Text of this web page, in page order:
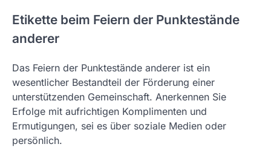
Etikette beim Feiern der Punktestände
anderer
Das Feiern der Punktestände anderer ist ein
wesentlicher Bestandteil der Förderung einer
unterstützenden Gemeinschaft. Anerkennen Sie
Erfolge mit aufrichtigen Komplimenten und
Ermutigungen, sei es über soziale Medien oder
persönlich.